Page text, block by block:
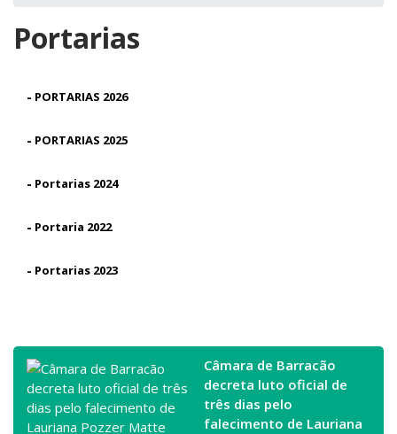
Portarias
- PORTARIAS 2026
- PORTARIAS 2025
- Portarias 2024
- Portaria 2022
- Portarias 2023
Câmara de Barracão
decreta luto oficial de
três dias pelo
falecimento de Lauriana